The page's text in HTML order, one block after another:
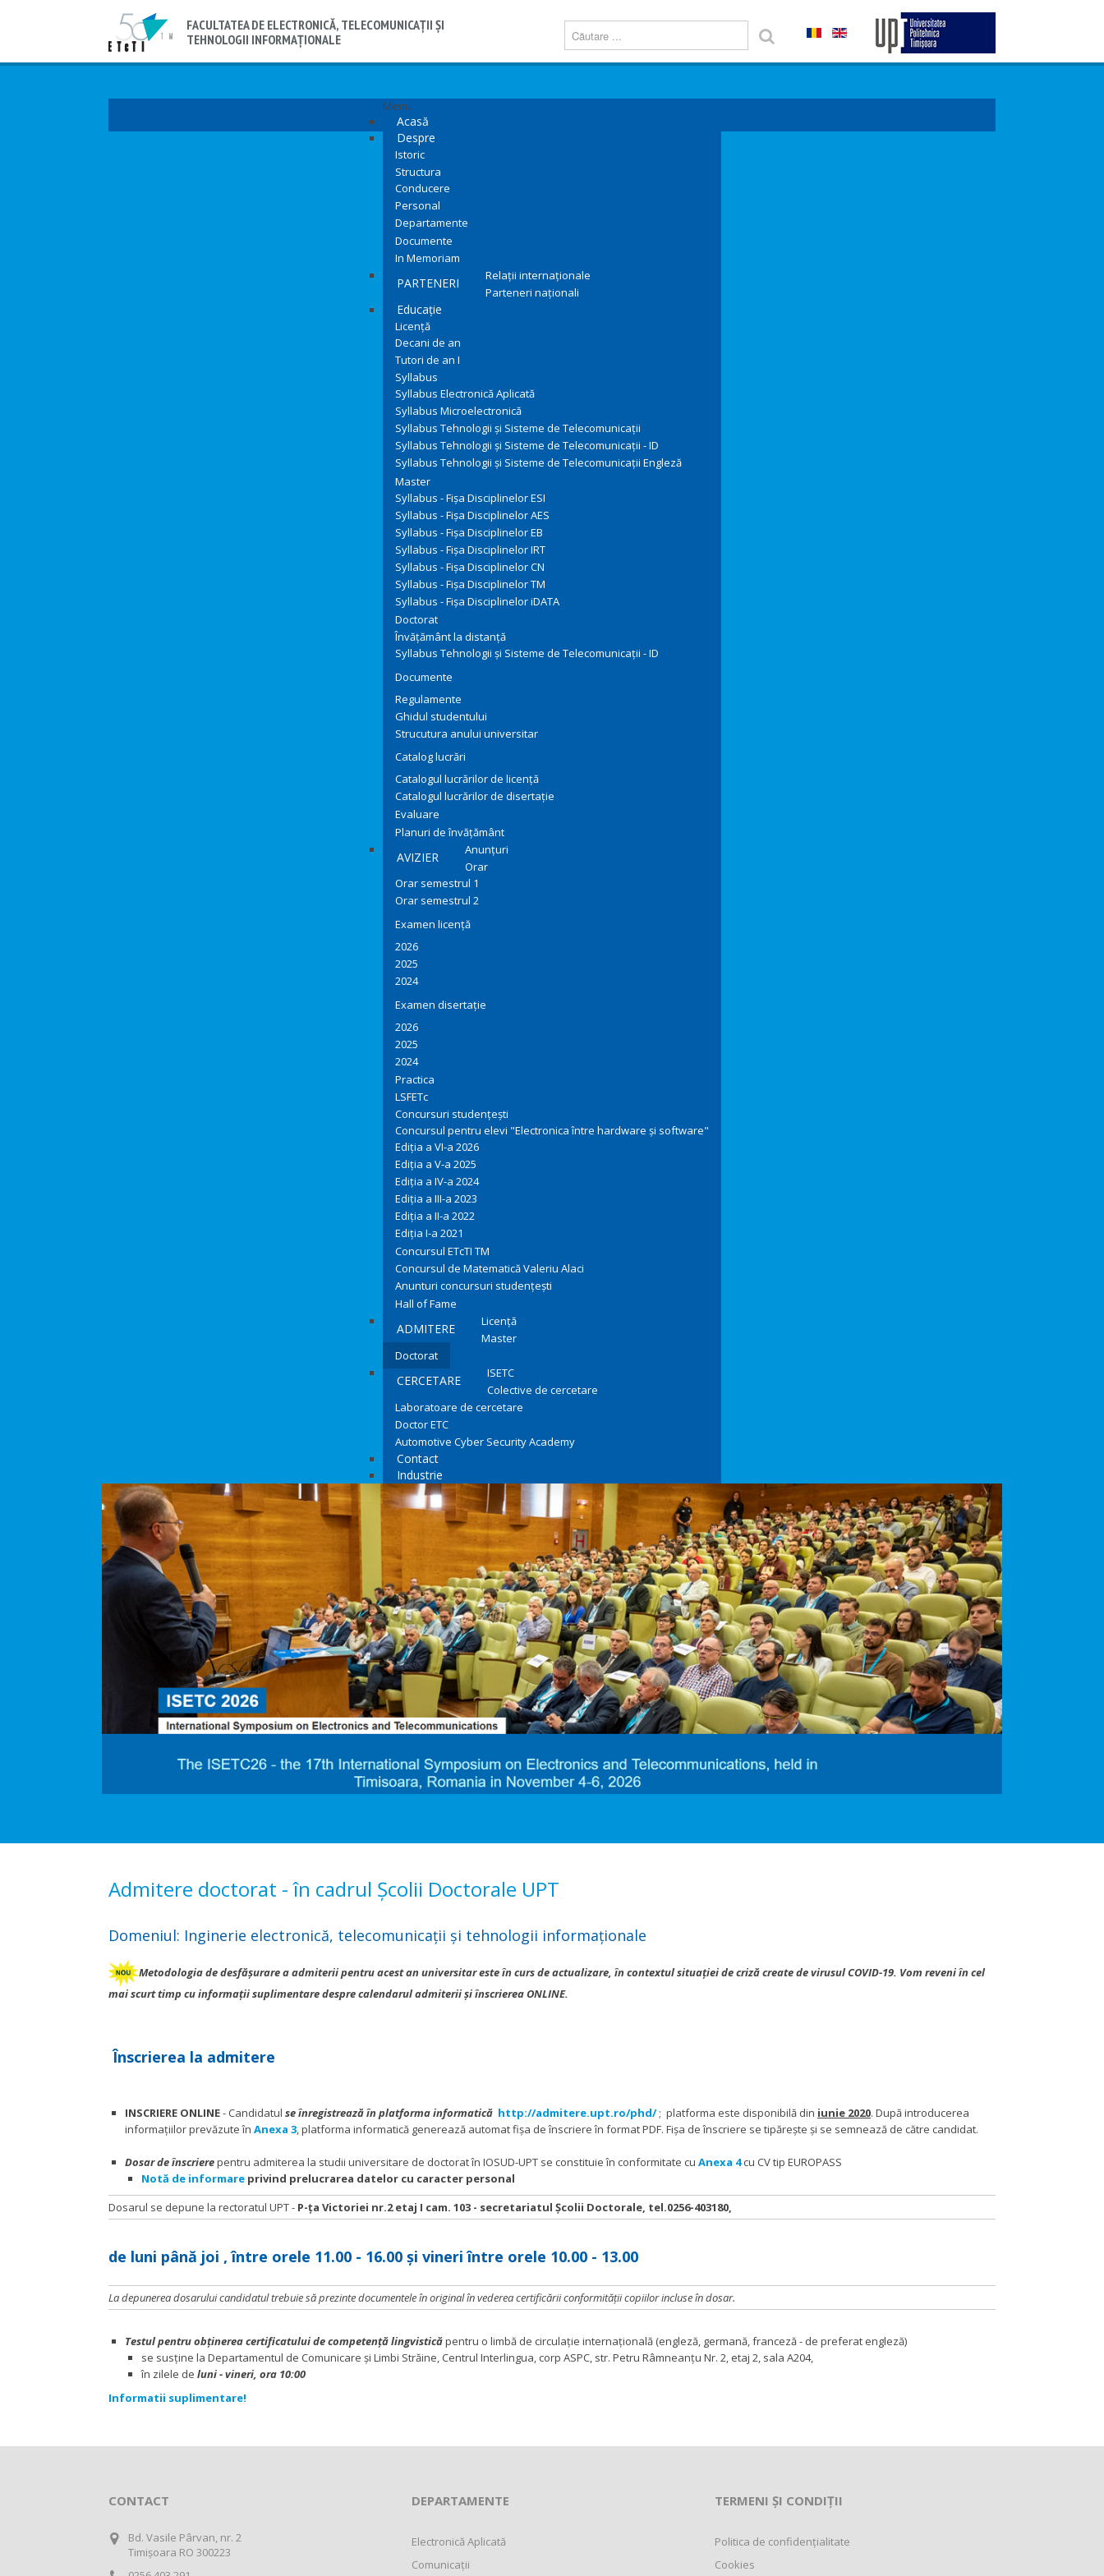
FACULTATEA DE ELECTRONICĂ, TELECOMUNICAŢII ŞI
TEHNOLOGII INFORMAȚIONALE
Menu
Acasă
Despre
Istoric
Structura
Conducere
Personal
Departamente
Documente
In Memoriam
PARTENERI
Relații internaționale
Parteneri naționali
Educație
Licență
Decani de an
Tutori de an I
Syllabus
Syllabus Electronică Aplicată
Syllabus Microelectronică
Syllabus Tehnologii şi Sisteme de Telecomunicaţii
Syllabus Tehnologii şi Sisteme de Telecomunicaţii - ID
Syllabus Tehnologii şi Sisteme de Telecomunicaţii Engleză
Master
Syllabus - Fișa Disciplinelor ESI
Syllabus - Fișa Disciplinelor AES
Syllabus - Fișa Disciplinelor EB
Syllabus - Fișa Disciplinelor IRT
Syllabus - Fișa Disciplinelor CN
Syllabus - Fișa Disciplinelor TM
Syllabus - Fișa Disciplinelor iDATA
Doctorat
Învățământ la distanță
Syllabus Tehnologii şi Sisteme de Telecomunicaţii - ID
Documente
Regulamente
Ghidul studentului
Strucutura anului universitar
Catalog lucrări
Catalogul lucrărilor de licență
Catalogul lucrărilor de disertație
Evaluare
Planuri de învățământ
AVIZIER
Anunțuri
Orar
Orar semestrul 1
Orar semestrul 2
Examen licență
2026
2025
2024
Examen disertație
2026
2025
2024
Practica
LSFETc
Concursuri studențești
Concursul pentru elevi "Electronica între hardware și software"
Ediția a VI-a 2026
Ediția a V-a 2025
Ediția a IV-a 2024
Ediția a III-a 2023
Ediția a II-a 2022
Ediția I-a 2021
Concursul ETcTI TM
Concursul de Matematică Valeriu Alaci
Anunturi concursuri studențești
Hall of Fame
ADMITERE
Licență
Master
Doctorat
CERCETARE
ISETC
Colective de cercetare
Laboratoare de cercetare
Doctor ETC
Automotive Cyber Security Academy
Contact
Industrie
Admitere doctorat - în cadrul Școlii Doctorale UPT
Domeniul: Inginerie electronică, telecomunicații și tehnologii informaționale
Metodologia de desfășurare a admiterii pentru acest an universitar este în curs de actualizare, în contextul situației de criză create de virusul COVID-19. Vom reveni în cel
mai scurt timp cu informații suplimentare despre calendarul admiterii și înscrierea ONLINE.
Înscrierea la admitere
INSCRIERE ONLINE- Candidatul se înregistrează în platforma informatică http://admitere.upt.ro/phd/; platforma este disponibilă din iunie 2020. După introducerea
informațiilor prevăzute în Anexa 3, platforma informatică generează automat fișa de înscriere în format PDF. Fișa de înscriere se tipărește și se semnează de către candidat.
Dosar de înscrierepentru admiterea la studii universitare de doctorat în IOSUD-UPT se constituie în conformitate cu Anexa 4cu CV tip EUROPASS
Notă de informare privind prelucrarea datelor cu caracter personal
Dosarul se depune la rectoratul UPT - P-ța Victoriei nr.2 etaj I cam. 103 - secretariatul Școlii Doctorale, tel.0256-403180,
de luni până joi , între orele 11.00 - 16.00 și vineri între orele 10.00 - 13.00
La depunerea dosarului candidatul trebuie să prezinte documentele în original în vederea certificării conformității copiilor incluse în dosar.
Testul pentru obţinerea certificatului de competenţă lingvisticăpentru o limbă de circulaţie internaţională (engleză, germană, franceză - de preferat engleză)
se susţine la Departamentul de Comunicare şi Limbi Străine, Centrul Interlingua, corp ASPC, str. Petru Râmneanţu Nr. 2, etaj 2, sala A204,
în zilele de luni - vineri, ora 10:00
Informatii suplimentare!
CONTACT
Bd. Vasile Pârvan, nr. 2
Timișoara RO 300223
DEPARTAMENTE
Electronică Aplicată
Comunicații
TERMENI ȘI CONDIȚII
Politica de confidențialitate
Cookies